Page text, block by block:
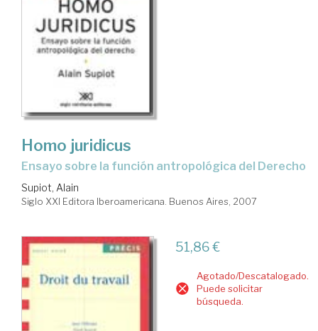
Homo juridicus
ensayo sobre la función antropológica del Derecho
Supiot, Alain
Siglo XXI Editora Iberoamericana. Buenos Aires, 2007
51,86 €
Agotado/Descatalogado.
Puede solicitar
búsqueda.